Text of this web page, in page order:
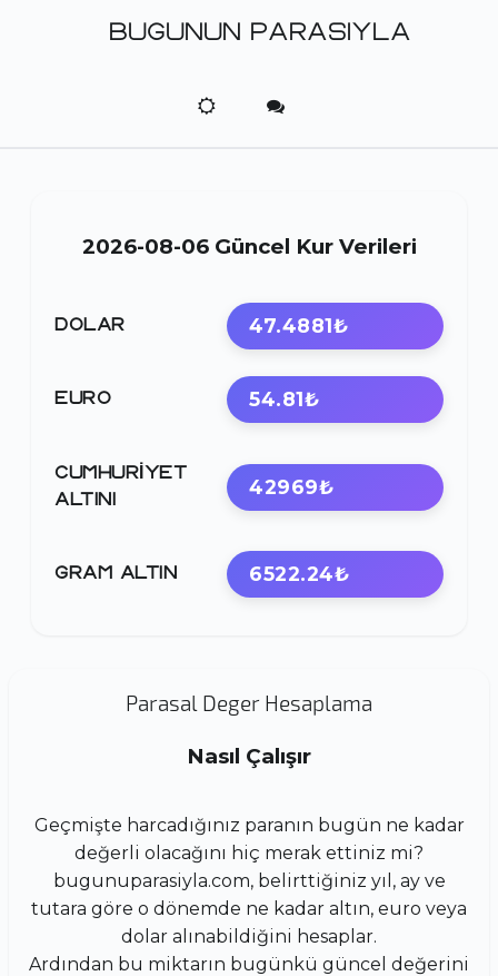
BUGUNUN PARASIYLA
2026-08-06 Güncel Kur Verileri
DOLAR 47.4881₺
EURO 54.81₺
CUMHURIYET
ALTINI
42969₺
GRAM ALTIN 6522.24₺
Parasal Deger Hesaplama
Nasıl Çalışır
Geçmişte harcadığınız paranın bugün ne kadar
değerli olacağını hiç merak ettiniz mi?
bugunuparasiyla.com, belirttiğiniz yıl, ay ve
tutara göre o dönemde ne kadar altın, euro veya
dolar alınabildiğini hesaplar.
Ardından bu miktarın bugünkü güncel değerini